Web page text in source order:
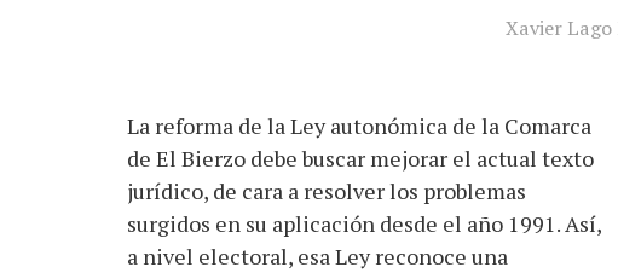
Xavier
La reforma de la Ley autonómica de la Comarca
de El Bierzo debe buscar mejorar el actual texto
jurídico, de cara a resolver los problemas
surgidos en su aplicación desde el año 1991. Así,
a nivel electoral, esa Ley reconoce una